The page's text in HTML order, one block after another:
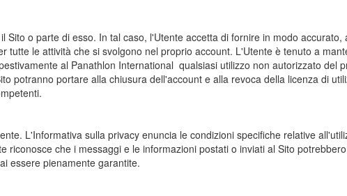
o parte di esso. In tal caso, l'Utente accetta di fornire in modo
tutte le attività che si svolgono nel proprio account. L'Utente è tenuto a
al Panathlon International qualsiasi utilizzo non autorizzato del
potranno portare alla chiusura dell'account e alla revoca della licenza di
L'Informativa sulla privacy enuncia le condizioni specifiche relative
che i messaggi e le informazioni postati o inviati al Sito
essere pienamente garantite.